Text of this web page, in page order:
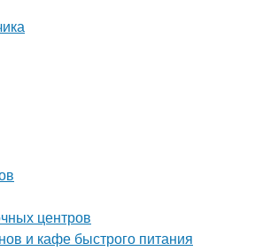
центров
и кафе быстрого питания